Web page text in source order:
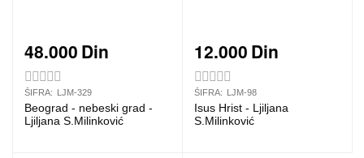
48.000 Din
ŠIFRA: LJM-329
Beograd - nebeski grad -
Ljiljana S.Milinković
12.000 Din
ŠIFRA: LJM-98
Isus Hrist - Ljiljana
S.Milinković